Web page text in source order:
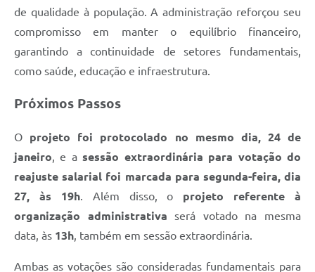
de qualidade à população. A administração reforçou seu
compromisso em manter o equilíbrio financeiro,
garantindo a continuidade de setores fundamentais,
como saúde, educação e infraestrutura.
Próximos Passos
O projeto foi protocolado no mesmo dia, 24 de
janeiro, e asessão extraordinária para votação do
reajuste salarial foi marcada para segunda-feira, dia
27, às 19h. Além disso, o projeto referente à
organização administrativa será votado na mesma
data, às 13h, também em sessão extraordinária.
Ambas as votações são consideradas fundamentais para